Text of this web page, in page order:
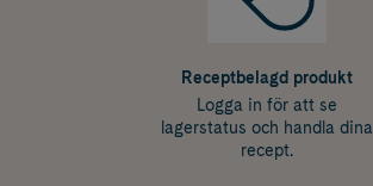
Receptbelagd produkt
Logga in för att se
lagerstatus och handla dina
recept.